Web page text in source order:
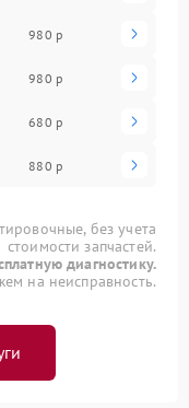
980 р
980 р
680 р
880 р
без учета
стоимости запчастей.
диагностику.
на неисправность.